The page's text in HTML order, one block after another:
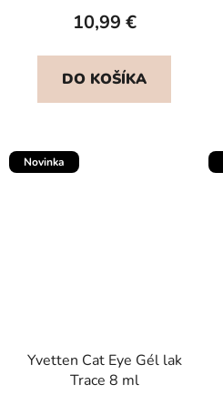
10,99 €
DO KOŠÍKA
Novinka
Yvetten Cat Eye Gél lak
Trace 8 ml